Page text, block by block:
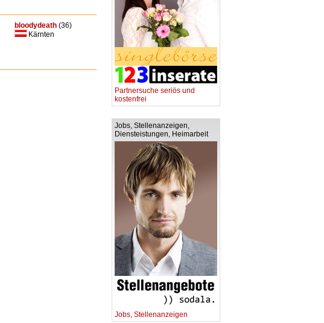
bloodydeath (36)
Kärnten
Partnersuche seriös und
kostenfrei
Jobs, Stellenanzeigen,
Diensteistungen, Heimarbeit
Jobs, Stellenanzeigen